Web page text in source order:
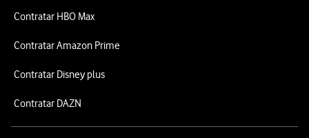
Contratar HBO Max
Contratar Amazon Prime
Contratar Disney plus
Contratar DAZN